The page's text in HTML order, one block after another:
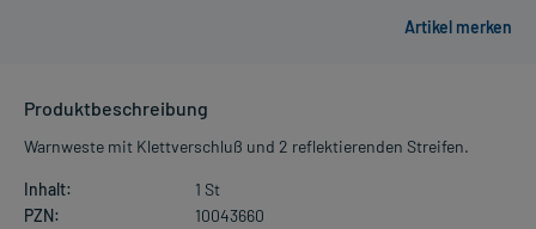
Produktbeschreibung
Warnweste mit Klettverschluß und 2 reflektierenden Streifen.
Inhalt:
1 St
PZN:
10043660